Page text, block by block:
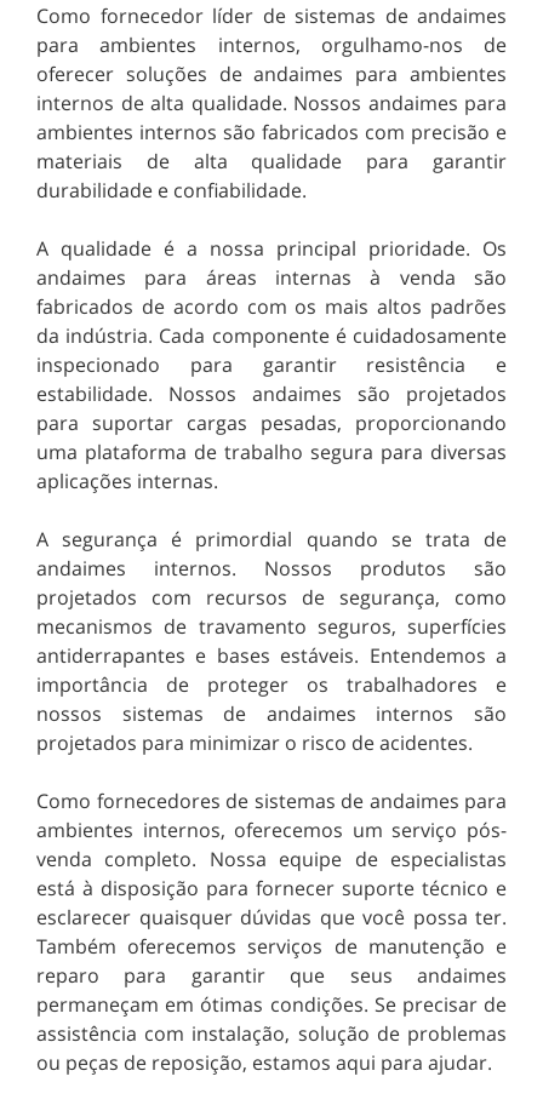
Como fornecedor líder de sistemas de andaimes
para ambientes internos, orgulhamo-nos de
oferecer soluções de andaimes para ambientes
internos de alta qualidade. Nossos andaimes para
ambientes internos são fabricados com precisão e
materiais de alta qualidade para garantir
durabilidade e confiabilidade.
A qualidade é a nossa principal prioridade. Os
andaimes para áreas internas à venda são
fabricados de acordo com os mais altos padrões
da indústria. Cada componente é cuidadosamente
inspecionado para garantir resistência e
estabilidade. Nossos andaimes são projetados
para suportar cargas pesadas, proporcionando
uma plataforma de trabalho segura para diversas
aplicações internas.
A segurança é primordial quando se trata de
andaimes internos. Nossos produtos são
projetados com recursos de segurança, como
mecanismos de travamento seguros, superfícies
antiderrapantes e bases estáveis. Entendemos a
importância de proteger os trabalhadores e
nossos sistemas de andaimes internos são
projetados para minimizar o risco de acidentes.
Como fornecedores de sistemas de andaimes para
ambientes internos, oferecemos um serviço pós-
venda completo. Nossa equipe de especialistas
está à disposição para fornecer suporte técnico e
esclarecer quaisquer dúvidas que você possa ter.
Também oferecemos serviços de manutenção e
reparo para garantir que seus andaimes
permaneçam em ótimas condições. Se precisar de
assistência com instalação, solução de problemas
ou peças de reposição, estamos aqui para ajudar.